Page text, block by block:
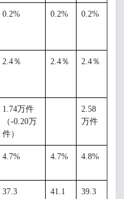
0.2% 0.2% 0.2%
2.4％ 2.4％ 2.4％
1.74万件
（-0.20万
件）
2.58
万件
4.7% 4.7% 4.8%
37.3 41.1 39.3